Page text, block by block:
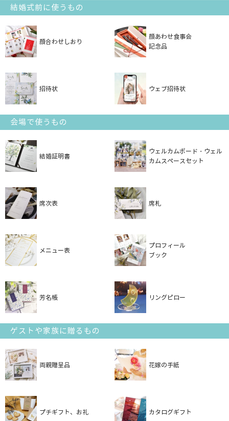
結婚式前に使うもの
顔合わせしおり
顔あわせ食事会
記念品
招待状 ウェブ招待状
会場で使うもの
結婚証明書
ウェルカムボード・ウェル
カムスペースセット
席次表 席札
メニュー表
プロフィール
ブック
芳名帳 リングピロー
ゲストや家族に贈るもの
両親贈呈品 花嫁の手紙
プチギフト、お礼 カタログギフト